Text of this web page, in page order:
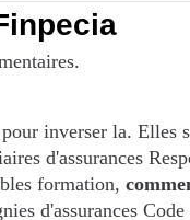
inverser la. Elles
d'assurances
formation,
d'assurances